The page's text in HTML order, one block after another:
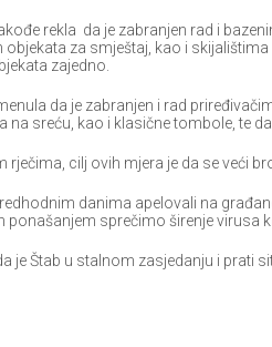
rekla da je zabranjen rad i
objekata za smještaj, kao i
zajedno.
da je zabranjen i rad
na sreću, kao i klasične tombole, te
rječima, cilj ovih mjera je da se veći
danima apelovali na
ponašanjem sprečimo širenje virusa
je Štab u stalnom zasjedanju i prati